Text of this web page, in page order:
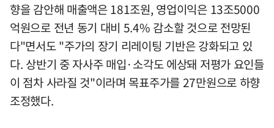
향을 감안해 매출액은 181조원, 영업이익은 13조5000
억원으로 전년 동기 대비 5.4% 감소할 것으로 전망된
다"면서도 "주가의 장기 리레이팅 기반은 강화되고 있
다. 상반기 중 자사주 매입·소각도 에상돼 저평가 요인들
이 점차 사라질 것"이라며 목표주가를 27만원으로 하향
조정했다.